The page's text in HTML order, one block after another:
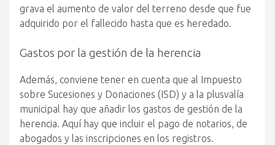
grava el aumento de valor del terreno desde que fue
adquirido por el fallecido hasta que es heredado.
Gastos por la gestión de la herencia
Además, conviene tener en cuenta que al Impuesto
sobre Sucesiones y Donaciones (ISD) y a la plusvalía
municipal hay que añadir los gastos de gestión de la
herencia. Aquí hay que incluir el pago de notarios, de
abogados y las inscripciones en los registros.